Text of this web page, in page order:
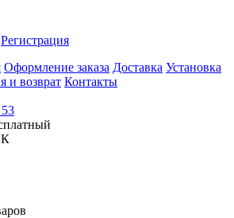
Регистрация
Оформление заказа Доставка Установка
и возврат Контакты